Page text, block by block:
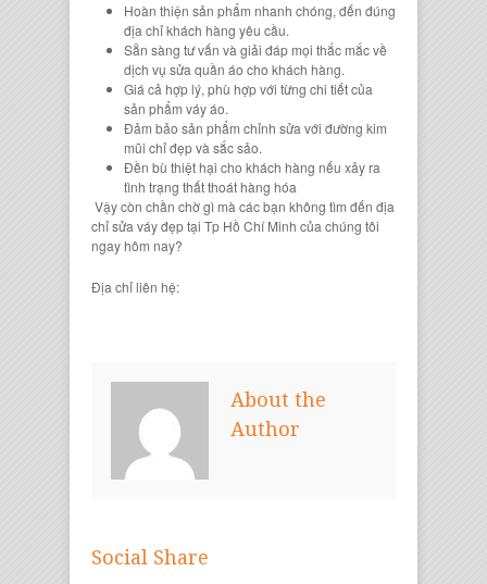
Hoàn thiện sản phẩm nhanh chóng, đến đúng
địa chỉ khách hàng yêu cầu.
Sẵn sàng tư vấn và giải đáp mọi thắc mắc về
dịch vụ sửa quần áo cho khách hàng.
Giá cả hợp lý, phù hợp với từng chi tiết của
sản phẩm váy áo.
Đảm bảo sản phẩm chỉnh sửa với đường kim
mũi chỉ đẹp và sắc sảo.
Đền bù thiệt hại cho khách hàng nếu xảy ra
tình trạng thất thoát hàng hóa
Vậy còn chần chờ gì mà các bạn không tìm đến địa
chỉ sửa váy đẹp tại Tp Hồ Chí Minh của chúng tôi
ngay hôm nay?
Địa chỉ liên hệ:
About the
Author
Social Share